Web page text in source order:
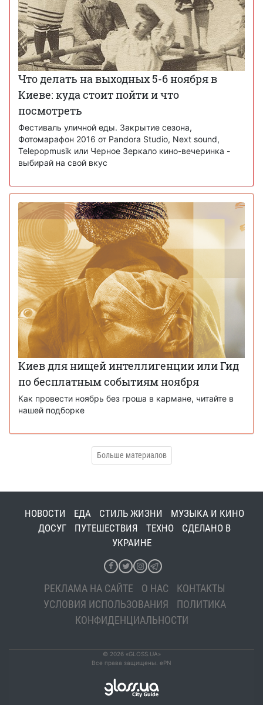
Что делать на выходных 5-6 ноября в
Киеве: куда стоит пойти и что
посмотреть
Фестиваль уличной еды. Закрытие сезона,
Фотомарафон 2016 от Pandora Studio, Next sound,
Telepopmusik или Черное Зеркало кино-вечеринка -
выбирай на свой вкус
Киев для нищей интеллигенции или Гид
по бесплатным событиям ноября
Как провести ноябрь без гроша в кармане, читайте в
нашей подборке
Больше материалов
НОВОСТИ ЕДА СТИЛЬ ЖИЗНИ
МУЗЫКА И КИНО
ДОСУГ
ПУТЕШЕСТВИЯ ТЕХНО
СДЕЛАНО В
УКРАИНЕ
РЕКЛАМА НА САЙТЕ О НАС
КОНТАКТЫ
УСЛОВИЯ ИСПОЛЬЗОВАНИЯ
ПОЛИТИКА
КОНФИДЕНЦИАЛЬНОСТИ
© 2026 «GLOSS.UA»
Все права защищены. ePN